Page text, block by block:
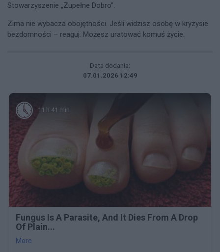
Stowarzyszenie „Zupełne Dobro”.
Zima nie wybacza obojętności. Jeśli widzisz osobę w kryzysie
bezdomności – reaguj. Możesz uratować komuś życie.
Data dodania:
07.01.2026 12:49
11 h 41 min
Fungus Is A Parasite, And It Dies From A Drop
Of Plain...
More